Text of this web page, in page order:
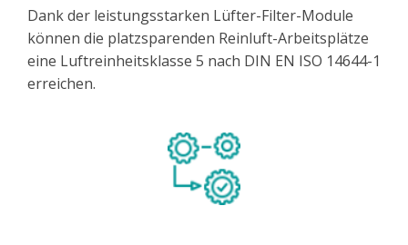
Dank der leistungsstarken Lüfter-Filter-Module
können die platzsparenden Reinluft-Arbeitsplätze
eine Luftreinheitsklasse 5 nach DIN EN ISO 14644-1
erreichen.